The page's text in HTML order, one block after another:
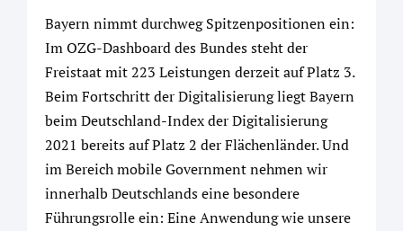
Bayern nimmt durchweg Spitzenpositionen ein:
Im OZG-Dashboard des Bundes steht der
Freistaat mit 223 Leistungen derzeit auf Platz 3.
Beim Fortschritt der Digitalisierung liegt Bayern
beim Deutschland-Index der Digitalisierung
2021 bereits auf Platz 2 der Flächenländer. Und
im Bereich mobile Government nehmen wir
innerhalb Deutschlands eine besondere
Führungsrolle ein: Eine Anwendung wie unsere